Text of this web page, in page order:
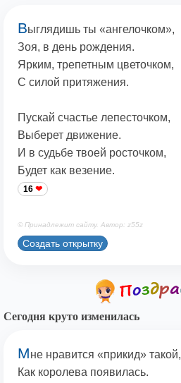
Выглядишь ты «ангелочком»,
Зоя, в день рождения.
Ярким, трепетным цветочком,
С силой притяжения.
Пускай счастье лепесточком,
Выберет движение.
И в судьбе твоей росточком,
Будет как везение.
16
© Принадлежит сайту. Автор: z55z
Создать открытку
Сегодня круто изменилась
Мне нравится «прикид» такой,
Как королева появилась.